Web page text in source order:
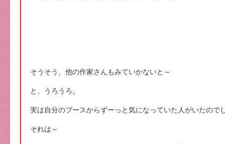
そうそう、他の作家さんもみていかないと～
と、うろうろ。
実は自分のブースからずーっと気になっていた人がいたので
それは～